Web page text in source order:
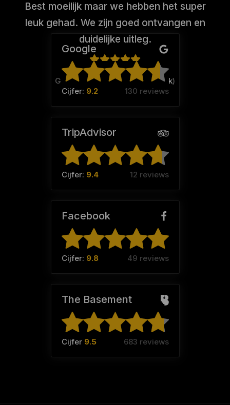
Best moeilijk maar we hebben het super
leuk gehad. We zijn goed ontvangen en
duidelijke uitleg.
Gerda koekoek (Team:Koekoek)
Google
Cijfer: 9.2 130 reviews
TripAdvisor
Cijfer: 9.4 12 reviews
Facebook
Cijfer: 9.8 49 reviews
The Basement
Cijfer 9.5 683 reviews